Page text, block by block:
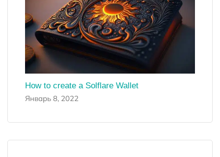
How to create a Solflare Wallet
Январь 8, 2022